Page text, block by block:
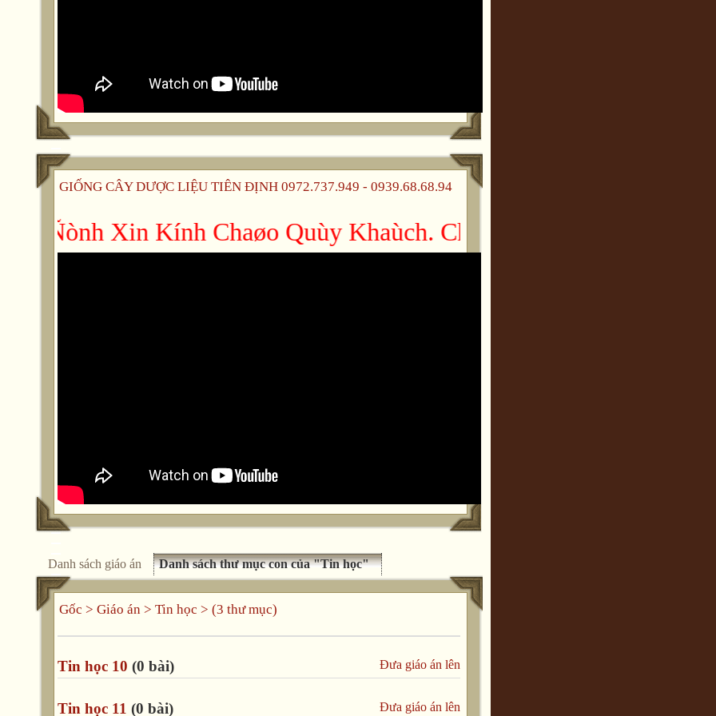
GIỐNG CÂY DƯỢC LIỆU TIÊN ĐỊNH 0972.737.949 - 0939.68.68.94
Ñònh Xin Kính Chaøo Quùy Khaùch. Chuùc gheù thaêm vui veû!!
Danh sách giáo án Danh sách thư mục con của "Tin học"
Gốc > Giáo án > Tin học > (3 thư mục)
Đưa giáo án lên
Tin học 10 (0 bài)
Đưa giáo án lên
Tin học 11 (0 bài)